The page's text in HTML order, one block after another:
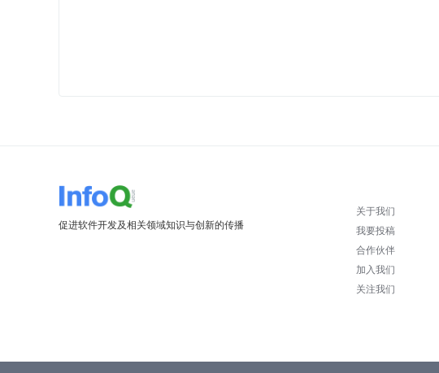
促进软件开发及相关领域知识与创新的传播
关于我们
我要投稿
合作伙伴
加入我们
关注我们